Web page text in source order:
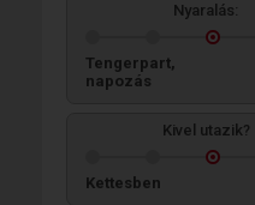
Nyaralás:
Tengerpart,
napozás
Kivel utazik?
Kettesben